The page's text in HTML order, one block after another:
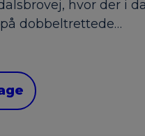
hvor der i
dobbeltrettede…